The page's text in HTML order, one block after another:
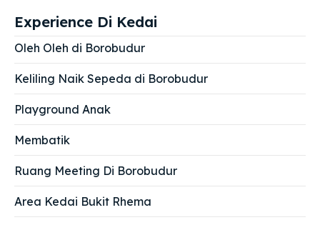
Experience Di Kedai
Oleh Oleh di Borobudur
Keliling Naik Sepeda di Borobudur
Playground Anak
Membatik
Ruang Meeting Di Borobudur
Area Kedai Bukit Rhema